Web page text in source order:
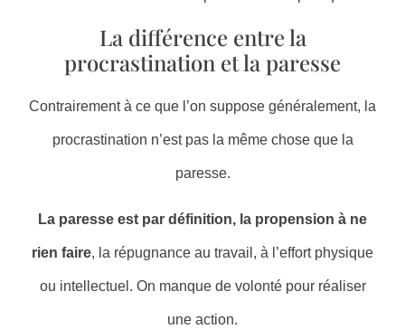
La différence entre la
procrastination et la paresse
Contrairement à ce que l’on suppose généralement, la
procrastination n’est pas la même chose que la
paresse.
La paresse est par définition, la propension à ne
rien faire, la répugnance au travail, à l’effort physique
ou intellectuel. On manque de volonté pour réaliser
une action.